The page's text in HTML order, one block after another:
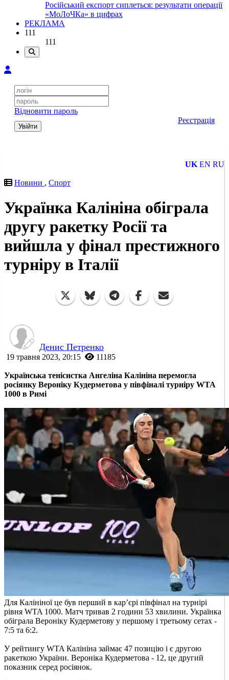
Російський експорт сиплеться: результати операції
«МоЛоЧКа» в цифрах
РЕКЛАМА
111
111
Відновити пароль
Увійти
Реєстрація
UK EN RU
Новини , Спорт
Українка Калініна обіграла
другу ракетку Росії та
вийшла у фінал престижного
турніру в Італії
Денис Петренко
19 травня 2023, 20:15 11185
Українська тенісистка Ангеліна Калініна перемогла
росіянку Вероніку Кудерметова у півфіналі турніру WTA
1000 в Римі
Для Калініної це був перший в кар’єрі півфінал на турнірі
рівня WTA 1000. Матч тривав 2 години 53 хвилини. Українка
обіграла Вероніку Кудерметову у першому і третьому сетах -
7:5 та 6:2.
У рейтингу WTA Калініна займає 47 позицію і є другою
ракеткою України. Вероніка Кудерметова - 12, це другий
показник серед росіянок.